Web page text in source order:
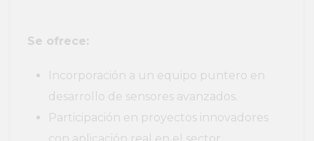
Se ofrece:
Incorporación a un equipo puntero en
desarrollo de sensores avanzados.
Participación en proyectos innovadores